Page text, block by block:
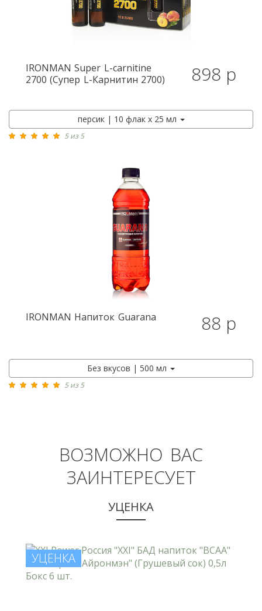
IRONMAN Super L-carnitine
2700 (Супер L-Карнитин 2700)
898 р
персик | 10 флак х 25 мл
5 из 5
IRONMAN Напиток Guarana 88 р
Без вкусов | 500 мл
5 из 5
ВОЗМОЖНО ВАС
ЗАИНТЕРЕСУЕТ
УЦЕНКА
УЦЕНКА